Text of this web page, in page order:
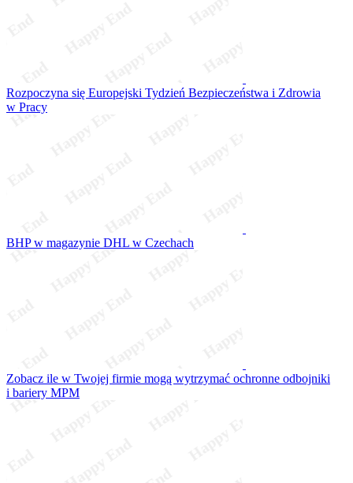
Rozpoczyna się Europejski Tydzień Bezpieczeństwa i Zdrowia
w Pracy
BHP w magazynie DHL w Czechach
Zobacz ile w Twojej firmie mogą wytrzymać ochronne odbojniki
i bariery MPM